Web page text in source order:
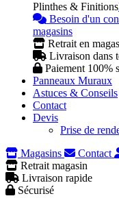
Plinthes & Finitions
Besoin d'un
magasins
Retrait en
Livraison dans
Paiement 100%
Panneaux Muraux
Astuces & Conseils
Contact
Devis
Prise de
Magasins
Contact
Retrait magasin
Livraison rapide
Sécurisé